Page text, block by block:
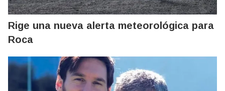
Rige una nueva alerta meteorológica para
Roca